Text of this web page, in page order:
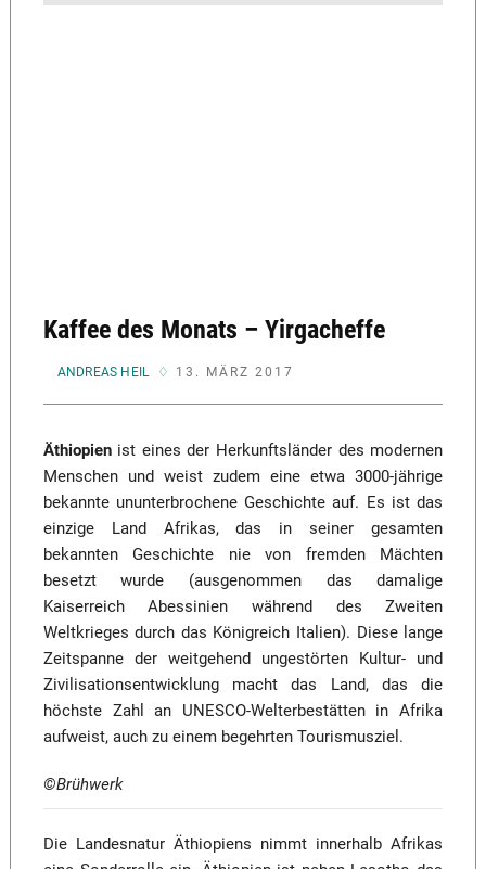
Kaffee des Monats – Yirgacheffe
VON
ANDREAS HEIL 13. MÄRZ 2017
Äthiopienist eines der Herkunftsländer des modernen
Menschen und weist zudem eine etwa 3000-jährige
bekannte ununterbrochene Geschichte auf. Es ist das
einzige Land Afrikas, das in seiner gesamten
bekannten Geschichte nie von fremden Mächten
besetzt wurde (ausgenommen das damalige
Kaiserreich Abessinien während des Zweiten
Weltkrieges durch das Königreich Italien). Diese lange
Zeitspanne der weitgehend ungestörten Kultur- und
Zivilisationsentwicklung macht das Land, das die
höchste Zahl an UNESCO-Welterbestätten in Afrika
aufweist, auch zu einem begehrten Tourismusziel.
©Brühwerk
Die Landesnatur Äthiopiens nimmt innerhalb Afrikas